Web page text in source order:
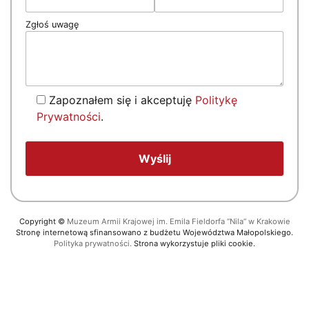
Zgłoś uwagę
Zapoznałem się i akceptuję Politykę
Prywatności.
Copyright © Muzeum Armii Krajowej im. Emila Fieldorfa “Nila” w Krakowie
Stronę internetową sfinansowano z budżetu Województwa Małopolskiego.
Polityka prywatności. Strona wykorzystuje pliki cookie.